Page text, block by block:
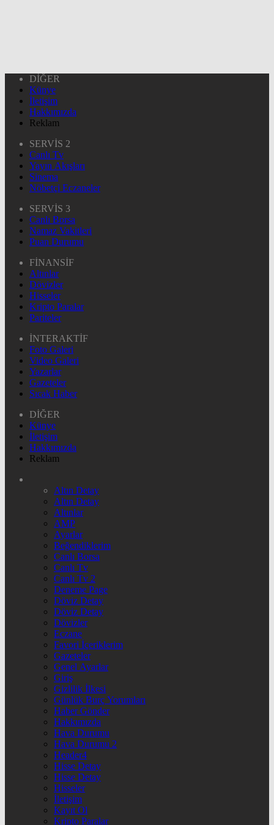
DİĞER
Künye
İletişim
Hakkımızda
Reklam
SERVİS 2
Canlı Tv
Yayın Akışları
Sinema
Nöbetçi Eczaneler
SERVİS 3
Canlı Borsa
Namaz Vakitleri
Puan Durumu
FİNANSİF
Altınlar
Dövizler
Hisseler
Kripto Paralar
Pariteler
İNTERAKTİF
Foto Galeri
Video Galeri
Yazarlar
Gazeteler
Sıcak Haber
DİĞER
Künye
İletişim
Hakkımızda
Reklam
Altın Detay
Altın Detay
Altınlar
AMP
Ayarlar
Beğendiklerim
Canlı Borsa
Canlı Tv
Canlı Tv 2
Deneme Page
Döviz Detay
Döviz Detay
Dövizler
Eczane
Favori İçeriklerim
Gazeteler
Genel Ayarlar
Giriş
Gizlilik İlkesi
Günlük Burç Yorumları
Haber Gönder
Hakkımızda
Hava Durumu
Hava Durumu 2
Header4
Hisse Detay
Hisse Detay
Hisseler
İletişim
Kayıt Ol
Kripto Paralar